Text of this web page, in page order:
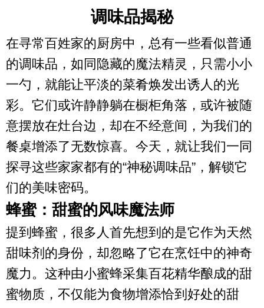
调味品揭秘
在寻常百姓家的厨房中，总有一些看似普通
的调味品，如同隐藏的魔法精灵，只需小小
一勺，就能让平淡的菜肴焕发出诱人的光
彩。它们或许静静躺在橱柜角落，或许被随
意摆放在灶台边，却在不经意间，为我们的
餐桌增添了无数惊喜。今天，就让我们一同
探寻这些家家都有的“神秘调味品”，解锁它
们的美味密码。
蜂蜜：甜蜜的风味魔法师
提到蜂蜜，很多人首先想到的是它作为天然
甜味剂的身份，却忽略了它在烹饪中的神奇
魔力。这种由小蜜蜂采集百花精华酿成的甜
蜜物质，不仅能为食物增添恰到好处的甜